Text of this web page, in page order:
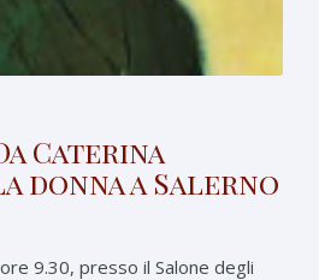
Caterina
donna a Salerno
9.30, presso il Salone degli